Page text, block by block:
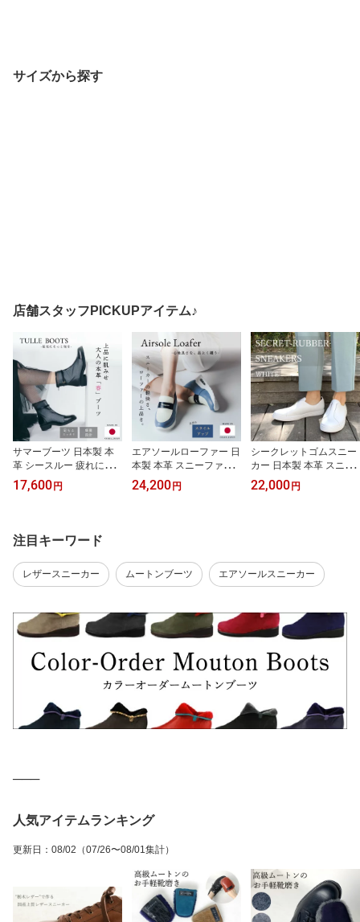
サイズから探す
店舗スタッフPICKUPアイテム♪
サマーブーツ 日本製 本
革 シースルー 疲れにく
い 歩きやすい 美脚 3E 3.
5cmヒール チュールブー
大人のシアー お出かけブ
ーツ 透け メッシュ レデ
ィース スプリングブーツ
ショートブーツ 上品 お
しゃれ きれいめ
17,600円
エアソールローファー 日
本製 本革 スニーファー
上品 全3色 スニーカー 歩
きやすい 痛くない 3E き
婦人靴 履きやすい 脱ぎ
履き簡単 大きいサイズ
小さいサイズ 手作り
24,200円
シークレットゴムスニー
カー 日本製 本革 スニー
カー スリッポン レディ
ース カジュアル シンプ
ディースシューズ 通勤
ビジネス カップインソー
ル
22,000円
注目キーワード
レザースニーカー ムートンブーツ エアソールスニーカー
───
人気アイテムランキング
更新日 ： 08/02 （07/26〜08/01集計）